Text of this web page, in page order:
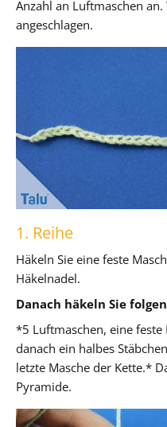
Anzahl an Luftmaschen
angeschlagen.
1. Reihe
Häkeln Sie eine feste
Häkelnadel.
Danach häkeln Sie
*5 Luftmaschen, eine feste
danach ein halbes
letzte Masche der Kette.*
Pyramide.